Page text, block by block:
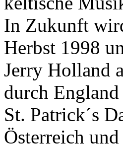
In Zukunft
Herbst 1998
Jerry Holland
durch
St. Patrick´s
Österreich